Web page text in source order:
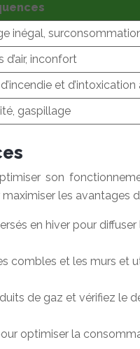
inégal,
d’air, inconfort
et d’intoxication
gaspillage
son
maximiser les avantages
en hiver pour
combles et les murs et
de gaz et vérifiez le
optimiser la